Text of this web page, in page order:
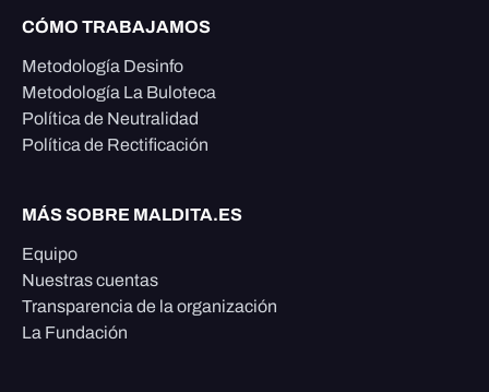
CÓMO TRABAJAMOS
Metodología Desinfo
Metodología La Buloteca
Política de Neutralidad
Política de Rectificación
MÁS SOBRE MALDITA.ES
Equipo
Nuestras cuentas
Transparencia de la organización
La Fundación